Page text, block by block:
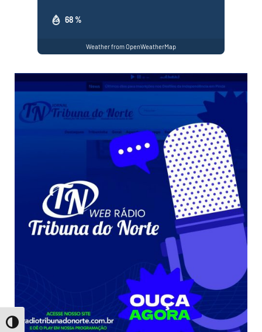
Toggle High Contrast
68 %
Weather from OpenWeatherMap